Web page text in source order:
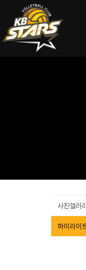
사진갤러리
하이라이